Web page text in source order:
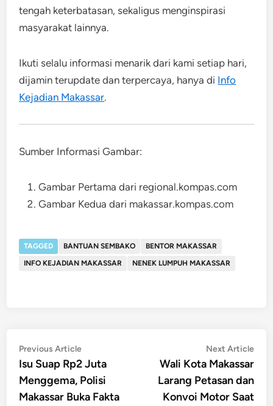
tengah keterbatasan, sekaligus menginspirasi
masyarakat lainnya.
Ikuti selalu informasi menarik dari kami setiap hari,
dijamin terupdate dan terpercaya, hanya di Info
Kejadian Makassar.
Sumber Informasi Gambar:
Gambar Pertama dari regional.kompas.com
Gambar Kedua dari makassar.kompas.com
TAGGED BANTUAN SEMBAKO
BENTOR MAKASSAR
INFO KEJADIAN MAKASSAR
NENEK LUMPUH MAKASSAR
Post
navigation
Previous ArticlePrevious
article:
Isu Suap Rp2 Juta
Menggema, Polisi
Makassar Buka Fakta
Next Article
Wali Kota Makassar
Larang Petasan dan
Konvoi Motor Saat